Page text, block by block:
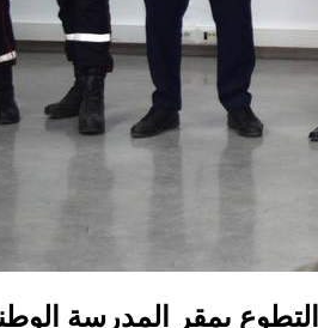
بمقر المدرسة